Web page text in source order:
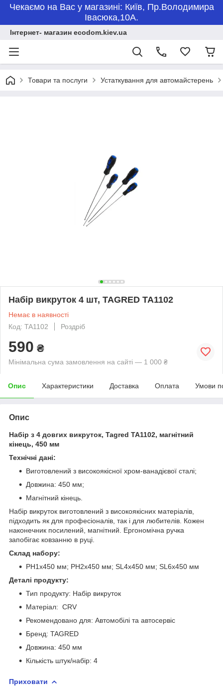
Чекаємо на Вас у магазині: Київ, Пр.Володимира
Івасюка,10А.
Інтернет- магазин ecodom.kiev.ua
Товари та послуги Устаткування для автомайстерень
Набір викруток 4 шт, TAGRED TA1102
Немає в наявності
Код: TA1102
Роздріб
590 ₴
Мінімальна сума замовлення на сайті — 1 000 ₴
Опис Характеристики Доставка Оплата Умови
Опис
Набір з 4 довгих викруток, Tagred TA1102, магнітний
кінець, 450 мм
Технічні дані:
Виготовлений з високоякісної хром-ванадієвої сталі;
Довжина: 450 мм;
Магнітний кінець.
Набір викруток виготовлений з високоякісних матеріалів,
підходить як для професіоналів, так і для любителів. Кожен
наконечник посилений, магнітний. Ергономічна ручка
запобігає ковзанню в руці.
Склад набору:
PH1x450 мм; PH2x450 мм; SL4x450 мм; SL6x450 мм
Деталі продукту:
Тип продукту: Набір викруток
Матеріал: CRV
Рекомендовано для: Автомобілі та автосервіс
Бренд: TAGRED
Довжина: 450 мм
Кількість штук/набір: 4
Приховати